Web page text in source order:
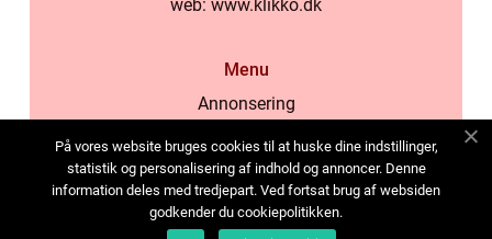
web: www.klikko.dk
Menu
Annonsering
Cookies
Kontakta oss
Sitemap
På vores website bruges cookies til at huske dine indstillinger,
statistik og personalisering af indhold og annoncer. Denne
information deles med tredjepart. Ved fortsat brug af websiden
godkender du cookiepolitikken.